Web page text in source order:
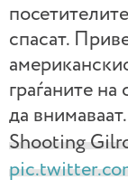
спасат.
граѓаните
да внимаваат.
Shooting